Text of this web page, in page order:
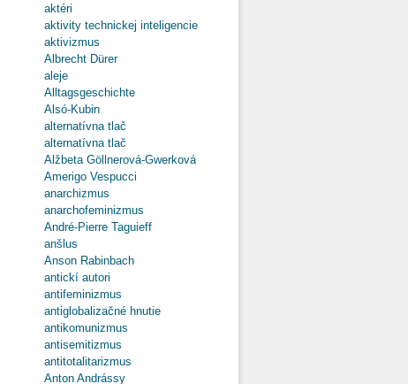
aktéri
aktivity technickej inteligencie
aktivizmus
Albrecht Dürer
aleje
Alltagsgeschichte
Alsó-Kubin
alternatívna tlač
alternatívna tlač
Alžbeta Göllnerová-Gwerková
Amerigo Vespucci
anarchizmus
anarchofeminizmus
André-Pierre Taguieff
anšlus
Anson Rabinbach
antickí autori
antifeminizmus
antiglobalizačné hnutie
antikomunizmus
antisemitizmus
antitotalitarizmus
Anton Andrássy